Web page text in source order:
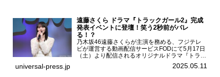
遠藤さくら ドラマ『トラックガール2』完成
発表イベントに登壇！笑う2秒前がバレ
る！？
乃木坂46遠藤さくらが主演を務める、フジテレ
ビが運営する動画配信サービスFODにて5月17日
（土）より配信されるオリジナルドラマ『トラッ
クガール2』の完成発表イベントが５月10日
（土）都内で開催された。FODドラマ『トラック
universal-press.jp 2025.05.11